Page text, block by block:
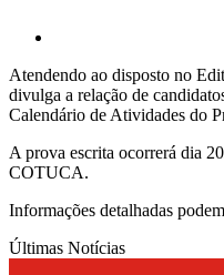
Atendendo ao disposto no
divulga a relação de
Calendário de Atividades do
A prova escrita ocorrerá dia
COTUCA.
Informações detalhadas
Últimas Notícias